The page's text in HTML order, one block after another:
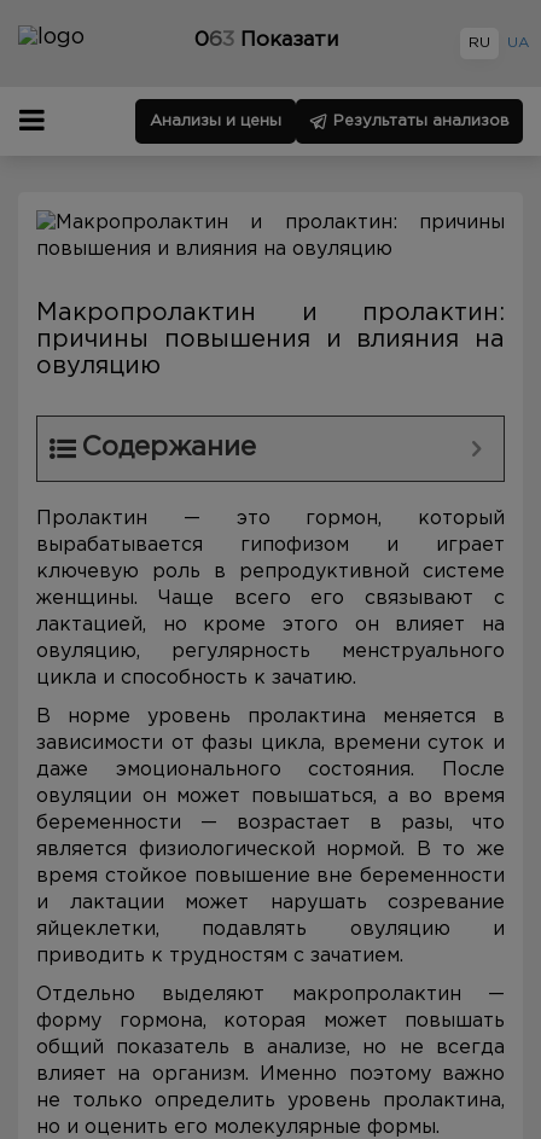
063 Показати RU UA
Анализы и цены Результаты анализов
Макропролактин и пролактин:
причины повышения и влияния на
овуляцию
Содержание
Пролактин — это гормон, который
вырабатывается гипофизом и играет
ключевую роль в репродуктивной системе
женщины. Чаще всего его связывают с
лактацией, но кроме этого он влияет на
овуляцию, регулярность менструального
цикла и способность к зачатию.
В норме уровень пролактина меняется в
зависимости от фазы цикла, времени суток и
даже эмоционального состояния. После
овуляции он может повышаться, а во время
беременности — возрастает в разы, что
является физиологической нормой. В то же
время стойкое повышение вне беременности
и лактации может нарушать созревание
яйцеклетки, подавлять овуляцию и
приводить к трудностям с зачатием.
Отдельно выделяют макропролактин —
форму гормона, которая может повышать
общий показатель в анализе, но не всегда
влияет на организм. Именно поэтому важно
не только определить уровень пролактина,
но и оценить его молекулярные формы.